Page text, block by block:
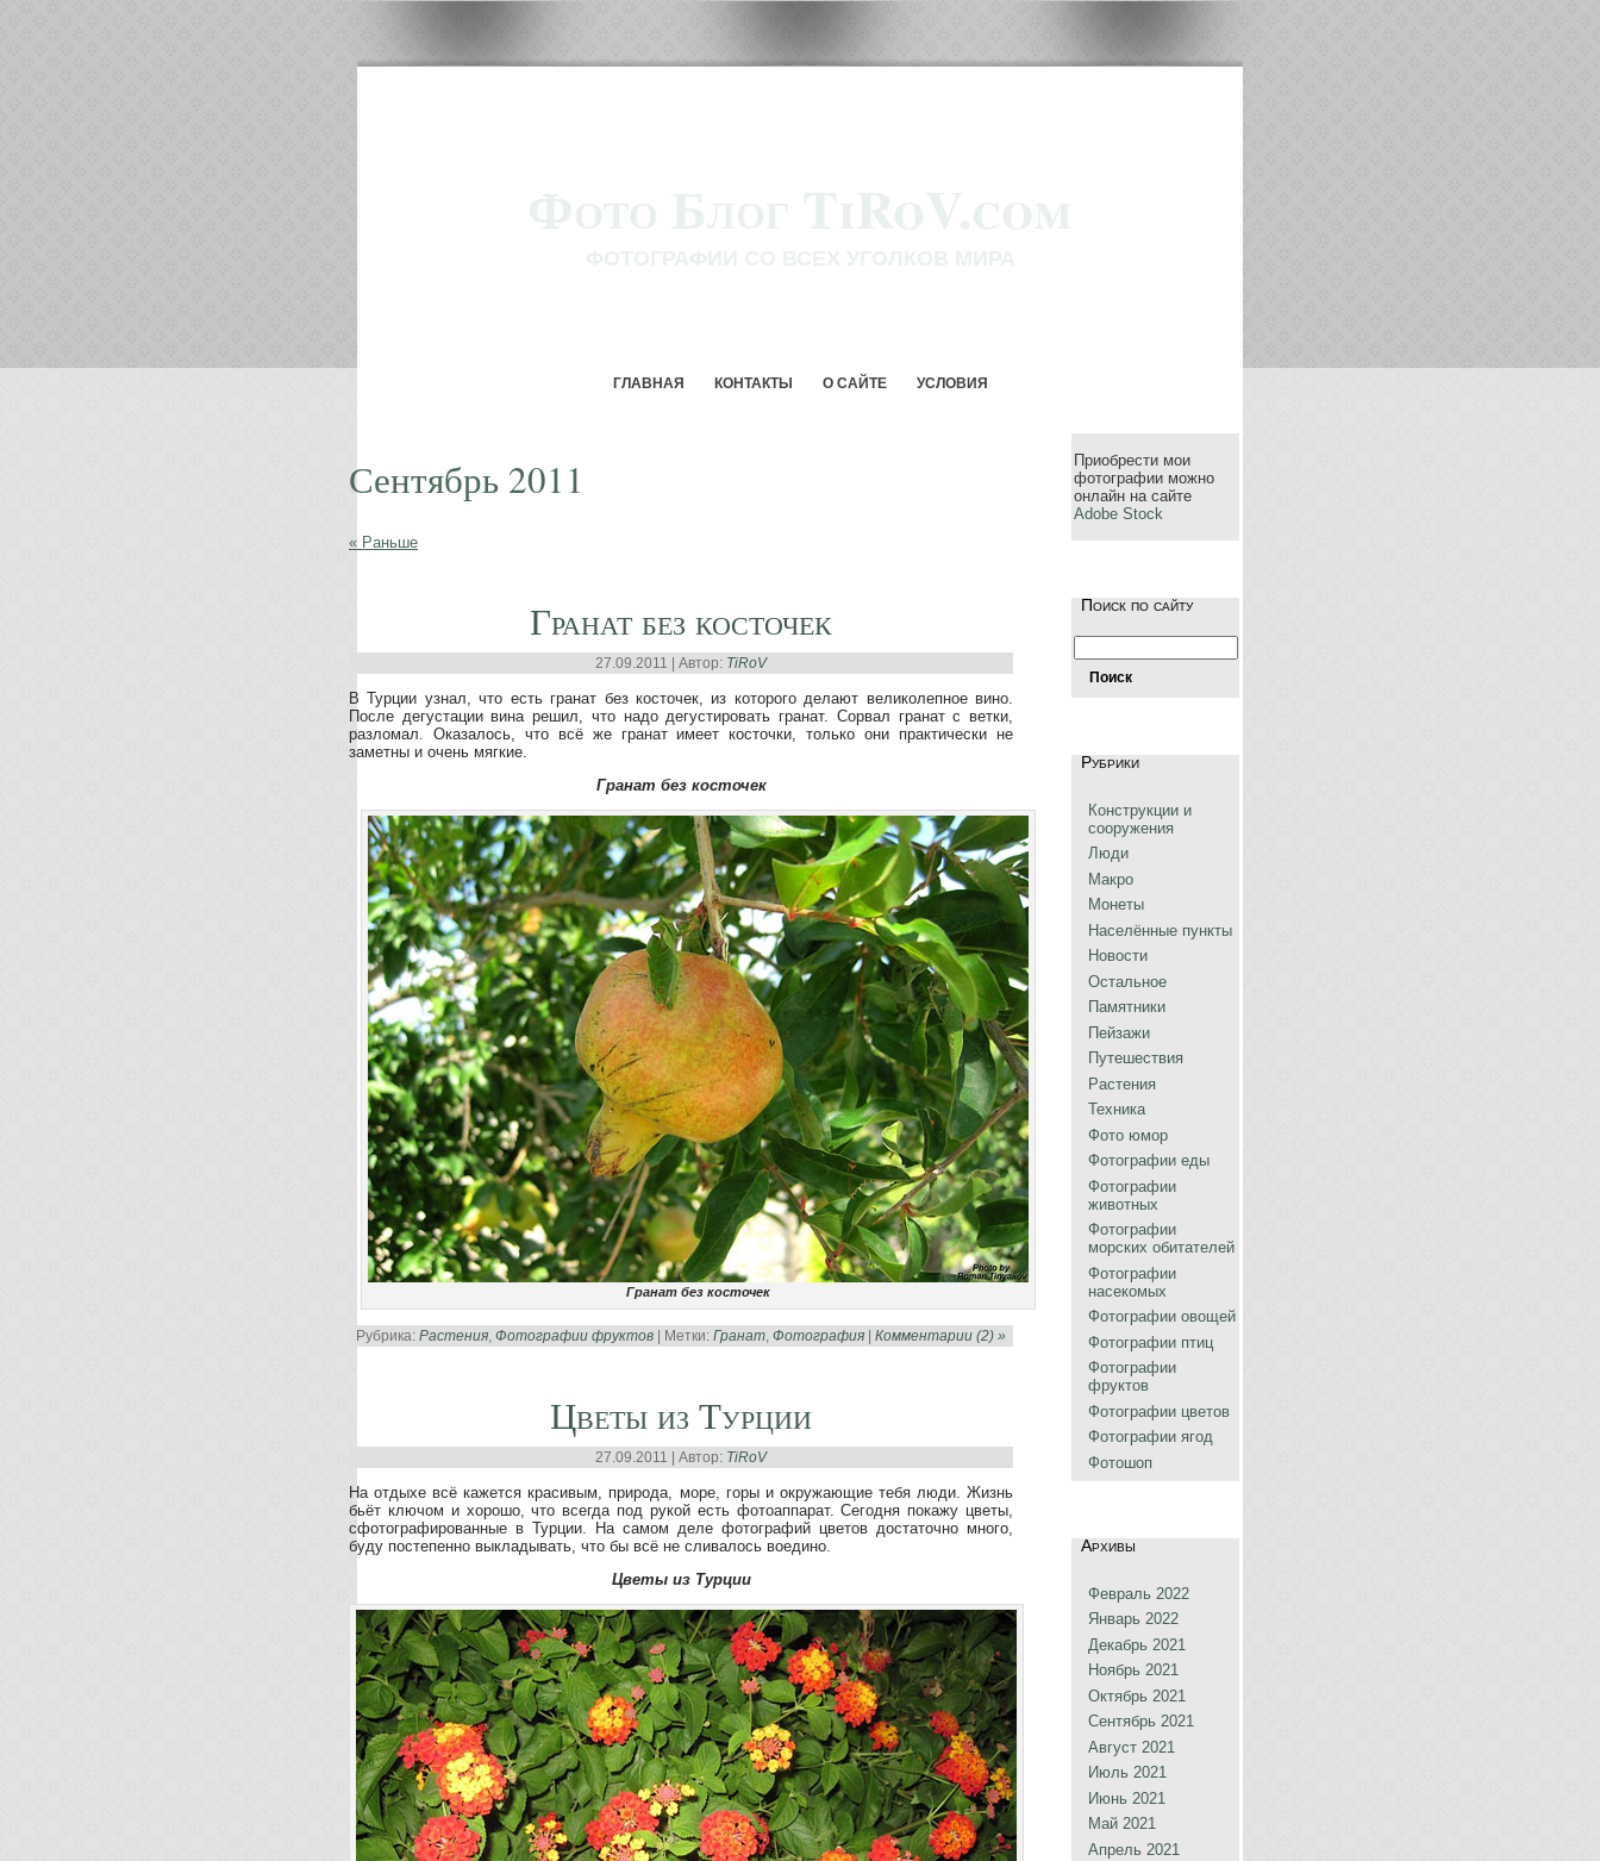
ГЛАВНАЯ КОНТАКТЫ О САЙТЕ УСЛОВИЯ
Сентябрь 2011
« Раньше
Гранат без косточек
27.09.2011 | Автор: TiRoV
В Турции узнал, что есть гранат без косточек, из которого делают великолепное вино.
После дегустации вина решил, что надо дегустировать гранат. Сорвал гранат с ветки,
разломал. Оказалось, что всё же гранат имеет косточки, только они практически не
заметны и очень мягкие.
Гранат без косточек
Гранат без косточек
Рубрика: Растения, Фотографии фруктов | Метки: Гранат, Фотография | Комментарии (2) »
Цветы из Турции
27.09.2011 | Автор: TiRoV
На отдыхе всё кажется красивым, природа, море, горы и окружающие тебя люди. Жизнь
бьёт ключом и хорошо, что всегда под рукой есть фотоаппарат. Сегодня покажу цветы,
сфотографированные в Турции. На самом деле фотографий цветов достаточно много,
буду постепенно выкладывать, что бы всё не сливалось воедино.
Цветы из Турции
Приобрести мои
фотографии можно
онлайн на сайте
Adobe Stock
Поиск по сайту
Рубрики
Конструкции и
сооружения
Люди
Макро
Монеты
Населённые пункты
Новости
Остальное
Памятники
Пейзажи
Путешествия
Растения
Техника
Фото юмор
Фотографии еды
Фотографии
животных
Фотографии
морских обитателей
Фотографии
насекомых
Фотографии овощей
Фотографии птиц
Фотографии
фруктов
Фотографии цветов
Фотографии ягод
Фотошоп
Архивы
Февраль 2022
Январь 2022
Декабрь 2021
Ноябрь 2021
Октябрь 2021
Сентябрь 2021
Август 2021
Июль 2021
Июнь 2021
Май 2021
Апрель 2021